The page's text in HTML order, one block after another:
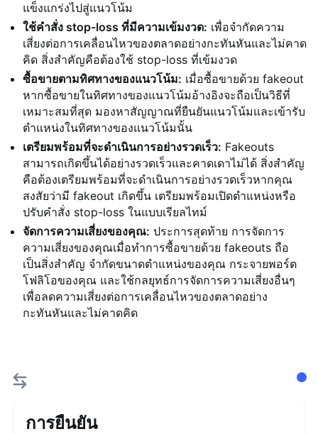
แข็งแกร่งไปสู่แนวโน้ม
ใช้คำสั่ง stop-loss ที่มีความเข้มงวด: เพื่อจำกัดความ
เสี่ยงต่อการเคลื่อนไหวของตลาดอย่างกะทันหันและไม่คาด
คิด สิ่งสำคัญคือต้องใช้ stop-loss ที่เข้มงวด
ซื้อขายตามทิศทางของแนวโน้ม: เมื่อซื้อขายด้วย fakeout
หากซื้อขายในทิศทางของแนวโน้มอ้างอิงจะถือเป็นวิธีที่
เหมาะสมที่สุด มองหาสัญญาณที่ยืนยันแนวโน้มและเข้ารับ
ตำแหน่งในทิศทางของแนวโน้มนั้น
เตรียมพร้อมที่จะดำเนินการอย่างรวดเร็ว: Fakeouts
สามารถเกิดขึ้นได้อย่างรวดเร็วและคาดเดาไม่ได้ สิ่งสำคัญ
คือต้องเตรียมพร้อมที่จะดำเนินการอย่างรวดเร็วหากคุณ
สงสัยว่ามี fakeout เกิดขึ้น เตรียมพร้อมเปิดตำแหน่งหรือ
ปรับคำสั่ง stop-loss ในแบบเรียลไทม์
จัดการความเสี่ยงของคุณ: ประการสุดท้าย การจัดการ
ความเสี่ยงของคุณเมื่อทำการซื้อขายด้วย fakeouts ถือ
เป็นสิ่งสำคัญ จำกัดขนาดตำแหน่งของคุณ กระจายพอร์ต
โฟลิโอของคุณ และใช้กลยุทธ์การจัดการความเสี่ยงอื่นๆ
เพื่อลดความเสี่ยงต่อการเคลื่อนไหวของตลาดอย่าง
กะทันหันและไม่คาดคิด
การยืนยัน